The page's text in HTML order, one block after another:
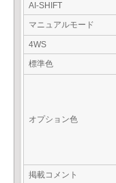
AI-SHIFT
マニュアルモード
4WS
標準色
オプション色
掲載コメント